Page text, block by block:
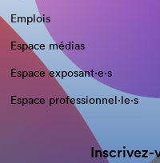
Emplois
Espace médias
Espace exposant·e⋅s
Espace professionnel·le⋅s
Inscrivez-